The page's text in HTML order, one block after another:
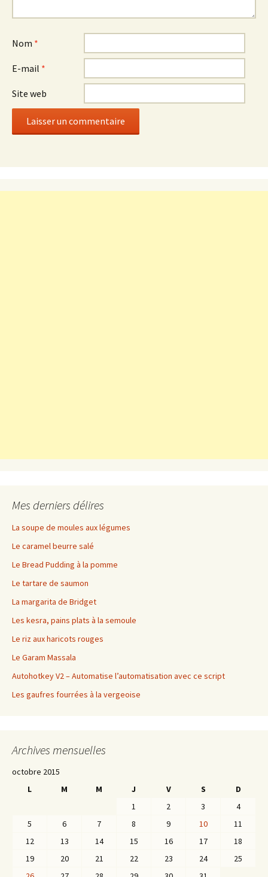
Nom *
E-mail *
Site web
Mes derniers délires
La soupe de moules aux légumes
Le caramel beurre salé
Le Bread Pudding à la pomme
Le tartare de saumon
La margarita de Bridget
Les kesra, pains plats à la semoule
Le riz aux haricots rouges
Le Garam Massala
Autohotkey V2 – Automatise l’automatisation avec ce script
Les gaufres fourrées à la vergeoise
Archives mensuelles
octobre 2015
L
M M J V S
D
1
2 3
4
5
6 7 8 9 10
11
12
13 14 15 16 17
18
19
20 21 22 23 24
25